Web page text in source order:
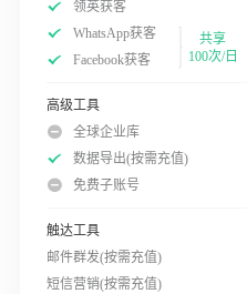
领英获客
WhatsApp获客
Facebook获客
共享
100次/日
高级工具
全球企业库
数据导出(按需充值)
免费子账号
触达工具
邮件群发(按需充值)
短信营销(按需充值)